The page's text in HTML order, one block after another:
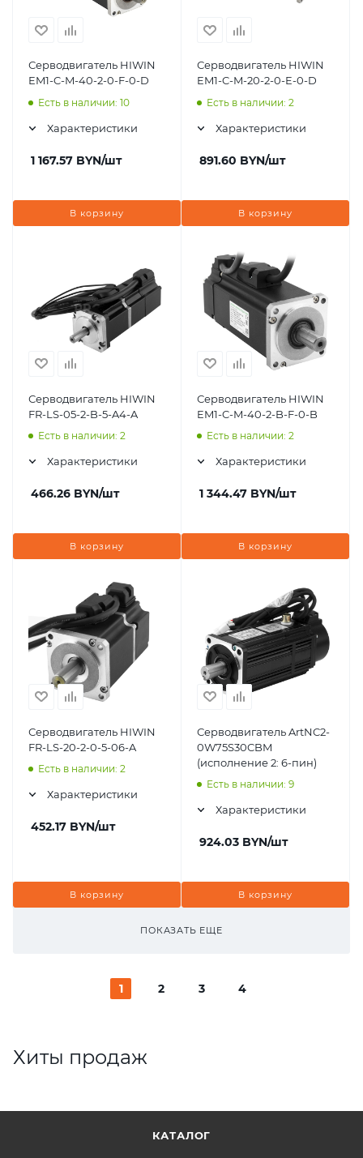
Серводвигатель HIWIN
EM1-C-M-40-2-0-F-0-D
Есть в наличии: 10
Характеристики
1 167.57 BYN/шт
В корзину
Серводвигатель HIWIN
EM1-C-M-20-2-0-E-0-D
Есть в наличии: 2
Характеристики
891.60 BYN/шт
В корзину
Серводвигатель HIWIN
FR-LS-05-2-B-5-A4-A
Есть в наличии: 2
Характеристики
466.26 BYN/шт
В корзину
Серводвигатель HIWIN
EM1-C-M-40-2-B-F-0-B
Есть в наличии: 2
Характеристики
1 344.47 BYN/шт
В корзину
Серводвигатель HIWIN
FR-LS-20-2-0-5-06-A
Есть в наличии: 2
Характеристики
452.17 BYN/шт
В корзину
Серводвигатель ArtNC2-
0W75S30CBM
(исполнение 2: 6-пин)
Есть в наличии: 9
Характеристики
924.03 BYN/шт
В корзину
ПОКАЗАТЬ ЕЩЕ
1 2 3 4
Хиты продаж
КАТАЛОГ